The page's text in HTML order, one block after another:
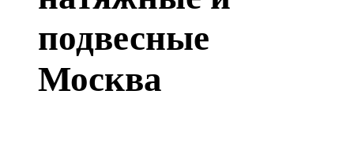
подвесные
Москва